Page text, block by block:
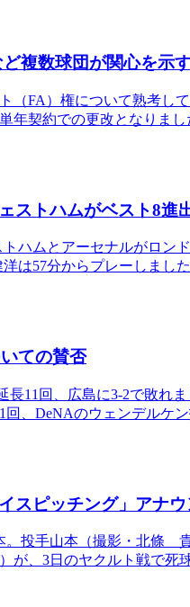
複数球団が関心を示
FA）権について熟考し
年契約での更改となりま
ストハムがベスト8進
ハムとアーセナルがロン
は57分からプレーしまし
ての賛否
11回、広島に3-2で敗れ
、DeNAのウェンデルケ
スピッチング」アナ
。投手山本（撮影・北
が、3日のヤクルト戦で死